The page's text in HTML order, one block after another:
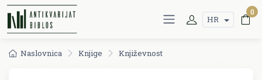
HR
0
Naslovnica Knjige Književnost